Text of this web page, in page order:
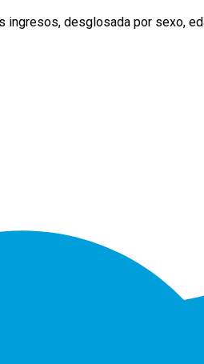
ingresos, desglosada por sexo,